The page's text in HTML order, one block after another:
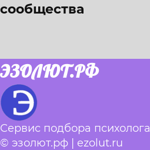
сообщества
ЭЗОЛЮТ.РФ
Сервис подбора психолога
© эзолют.рф | ezolut.ru